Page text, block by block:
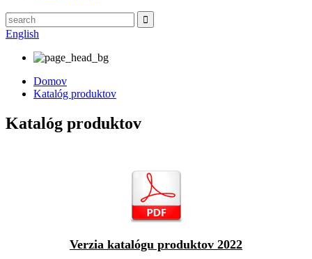
English
Domov
Katalóg produktov
Katalóg produktov
Verzia katalógu produktov 2022